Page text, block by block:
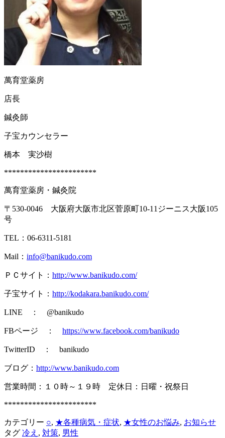
萬育堂薬房
店長
鍼灸師
子宝カウンセラー
橋本 実沙樹
***********************
萬育堂薬房・鍼灸院
〒530-0046 大阪府大阪市北区菅原町10-11ジーニス大阪105
号
TEL：06-6311-5181
Mail： info@banikudo.com
ＰＣサイト： http://www.banikudo.com/
子宝サイト： http://kodakara.banikudo.com/
LINE ： @banikudo
FBページ ： https://www.facebook.com/banikudo
TwitterID ： banikudo
ブログ： http://www.banikudo.com
営業時間：１０時～１９時 定休日：日曜・祝祭日
***********************
カテゴリー ○, ★各種病気・症状, ★女性のお悩み, お知らせ
タグ 冷え , 対策, 男性